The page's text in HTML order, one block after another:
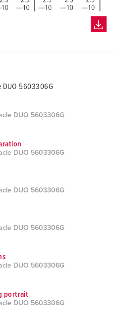
DUO 5603306G
DUO 5603306G
DUO 5603306G
DUO 5603306G
DUO 5603306G
DUO 5603306G
portrait
DUO 5603306G